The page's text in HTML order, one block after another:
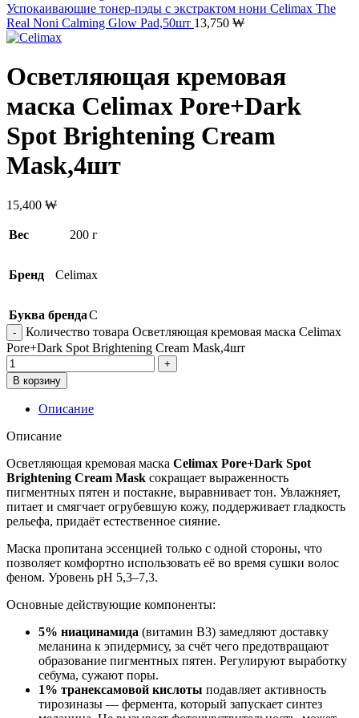
Успокаивающие тонер-пэды с экстрактом нони Celimax The
Real Noni Calming Glow Pad,50шт 13,750 ₩
Осветляющая кремовая
маска Celimax Pore+Dark
Spot Brightening Cream
Mask,4шт
15,400 ₩
Вес 200 г
Бренд Celimax
Буква брендаC
Количество товара Осветляющая кремовая маска Celimax
Pore+Dark Spot Brightening Cream Mask,4шт
В корзину
Описание
Описание
Осветляющая кремовая маска Celimax Pore+Dark Spot
Brightening Cream Mask сокращает выраженность
пигментных пятен и постакне, выравнивает тон. Увлажняет,
питает и смягчает огрубевшую кожу, поддерживает гладкость
рельефа, придаёт естественное сияние.
Маска пропитана эссенцией только с одной стороны, что
позволяет комфортно использовать её во время сушки волос
феном. Уровень pH 5,3–7,3.
Основные действующие компоненты:
5% ниацинамида (витамин B3) замедляют доставку
меланина к эпидермису, за счёт чего предотвращают
образование пигментных пятен. Регулируют выработку
себума, сужают поры.
1% транексамовой кислоты подавляет активность
тирозиназы — фермента, который запускает синтез